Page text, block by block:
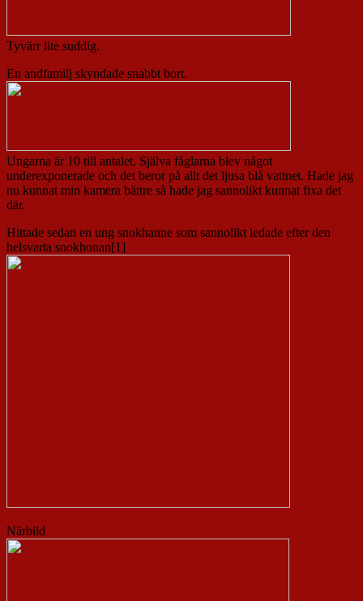
Tyvärr lite suddig.
En andfamilj skyndade snabbt bort.
Ungarna är 10 till antalet. Själva fåglarna blev något
underexponerade och det beror på allt det ljusa blå vattnet. Hade jag
nu kunnat min kamera bättre så hade jag sannolikt kunnat fixa det
där.
Hittade sedan en ung snokhanne som sannolikt ledade efter den
helsvarta snokhonan[1]
Närbild